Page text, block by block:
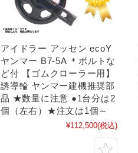
アイドラー アッセン ecoY
ヤンマー B7-5A ＊ボルトな
ど付 【ゴムクローラー用】
誘導輪 ヤンマー建機推奨部
品 ★数量に注意 ●1台分は2
個（左右）★注文は1個～
¥112,500(税込)